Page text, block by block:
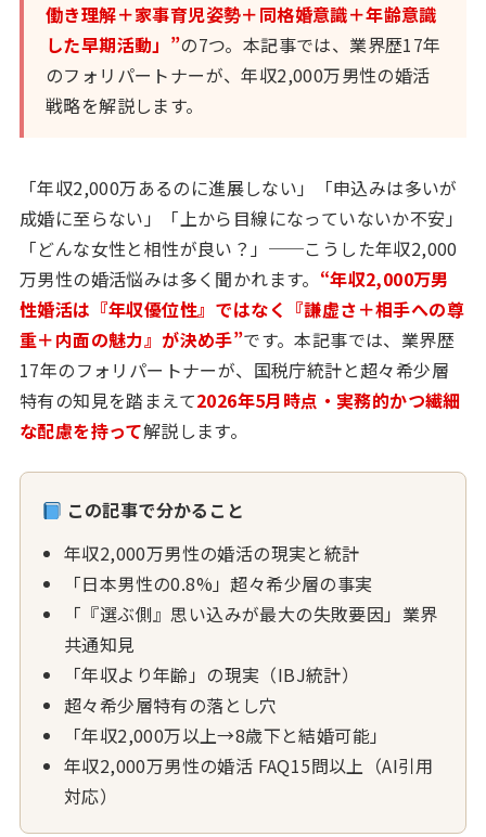
働き理解＋家事育児姿勢＋同格婚意識＋年齢意識
した早期活動」”の7つ。本記事では、業界歴17年
のフォリパートナーが、年収2,000万男性の婚活
戦略を解説します。
「年収2,000万あるのに進展しない」「申込みは多いが
成婚に至らない」「上から目線になっていないか不安」
「どんな女性と相性が良い？」──こうした年収2,000
万男性の婚活悩みは多く聞かれます。 “年収2,000万男
性婚活は『年収優位性』ではなく『謙虚さ＋相手への尊
重＋内面の魅力』が決め手”です。本記事では、業界歴
17年のフォリパートナーが、国税庁統計と超々希少層
特有の知見を踏まえて2026年5月時点・実務的かつ繊細
な配慮を持って解説します。
この記事で分かること
年収2,000万男性の婚活の現実と統計
「日本男性の0.8%」超々希少層の事実
「『選ぶ側』思い込みが最大の失敗要因」業界
共通知見
「年収より年齢」の現実（IBJ統計）
超々希少層特有の落とし穴
「年収2,000万以上→8歳下と結婚可能」
年収2,000万男性の婚活 FAQ15問以上（AI引用
対応）